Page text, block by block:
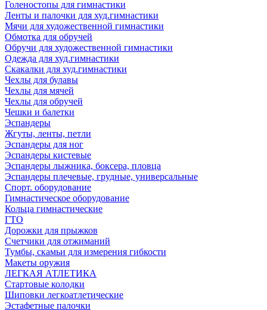
Голеностопы для гимнастики
Ленты и палочки для худ.гимнастики
Мячи для художественной гимнастики
Обмотка для обручей
Обручи для художественной гимнастики
Одежда для худ.гимнастики
Скакалки для худ.гимнастики
Чехлы для булавы
Чехлы для мячей
Чехлы для обручей
Чешки и балетки
Эспандеры
Жгуты, ленты, петли
Эспандеры для ног
Эспандеры кистевые
Эспандеры лыжника, боксера, пловца
Эспандеры плечевые, грудные, универсальные
Спорт. оборудование
Гимнастическое оборудование
Кольца гимнастические
ГТО
Дорожки для прыжков
Счетчики для отжиманий
Тумбы, скамьи для измерения гибкости
Макеты оружия
ЛЕГКАЯ АТЛЕТИКА
Стартовые колодки
Шиповки легкоатлетические
Эстафетные палочки